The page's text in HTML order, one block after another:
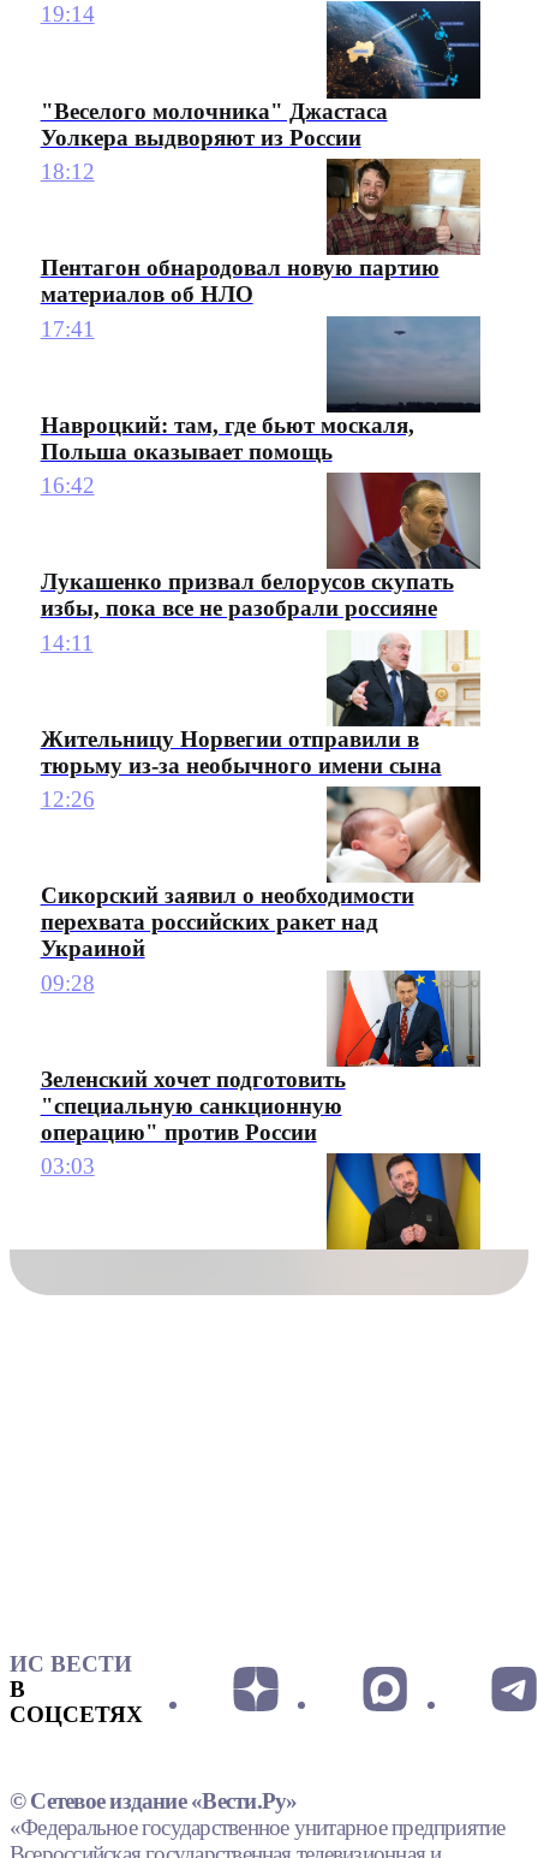
19:14
"Веселого молочника" Джастаса
Уолкера выдворяют из России
18:12
Пентагон обнародовал новую партию
материалов об НЛО
17:41
Навроцкий: там, где бьют москаля,
Польша оказывает помощь
16:42
Лукашенко призвал белорусов скупать
избы, пока все не разобрали россияне
14:11
Жительницу Норвегии отправили в
тюрьму из-за необычного имени сына
12:26
Сикорский заявил о необходимости
перехвата российских ракет над
Украиной
09:28
Зеленский хочет подготовить
"специальную санкционную
операцию" против России
03:03
ИС ВЕСТИ
В
СОЦСЕТЯХ
© Сетевое издание «Вести.Ру»
«Федеральное государственное унитарное предприятие